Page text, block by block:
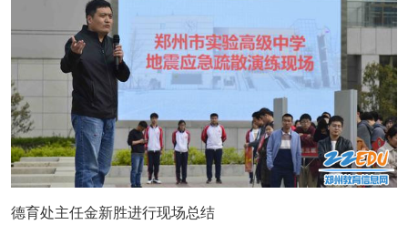
德育处主任金新胜进行现场总结